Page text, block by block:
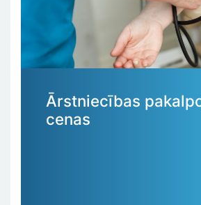
Ārstniecības
cenas